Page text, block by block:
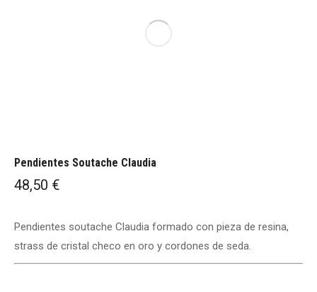
Pendientes Soutache Claudia
48,50 €
Pendientes soutache Claudia formado con pieza de resina,
strass de cristal checo en oro y cordones de seda.